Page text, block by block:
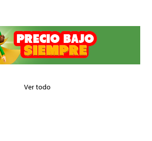
Ver todo